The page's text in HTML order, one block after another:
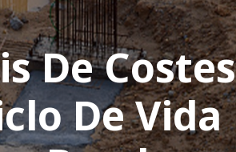
De Costes
De Vida